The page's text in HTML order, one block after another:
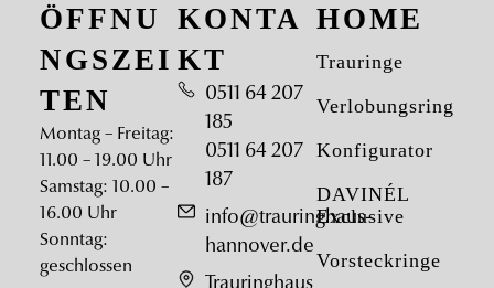
HOME
Trauringe
Verlobungsringe
Konfigurator
DAVINÉL
Exclusive
Vorsteckringe
KONTA
KT
0511 64 207
185
0511 64 207
187
info@trauringhaus-
hannover.de
ÖFFNU
NGSZEI
TEN
Montag – Freitag:
11.00 – 19.00 Uhr
Samstag: 10.00 –
16.00 Uhr
Sonntag:
geschlossen